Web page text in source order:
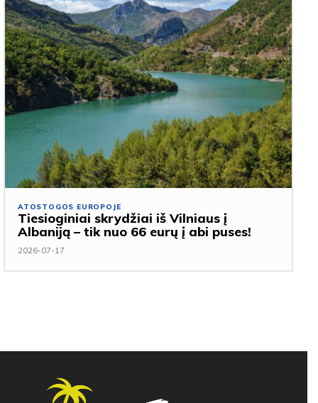
ATOSTOGOS EUROPOJE
Tiesioginiai skrydžiai iš Vilniaus į
Albaniją – tik nuo 66 eurų į abi puses!
2026-07-17